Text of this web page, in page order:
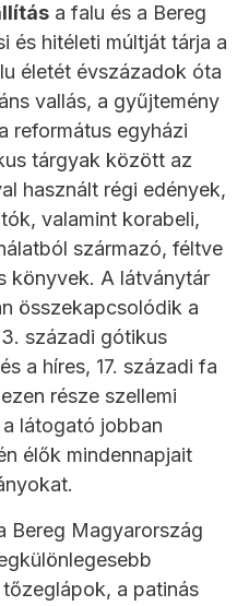
a falu és a Bereg
és hitéleti múltját tárja a
életét évszázadok óta
vallás, a gyűjtemény
református egyházi
tárgyak között az
használt régi edények,
valamint korabeli,
származó, féltve
könyvek. A látványtár
összekapcsolódik a
századi gótikus
a híres, 17. századi fa
része szellemi
látogató jobban
élők mindennapjait
Bereg Magyarország
a patinás